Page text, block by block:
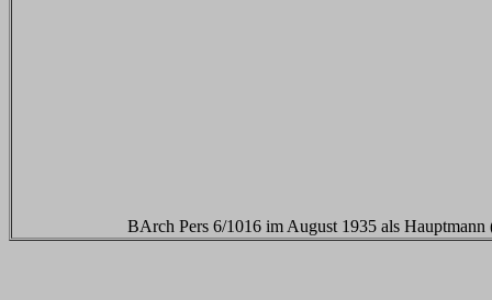
BArch Pers 6/1016 im August 1935 als Hauptmann